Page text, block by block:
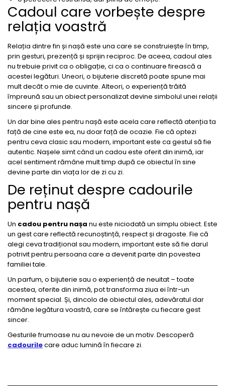
Cadoul care vorbește despre
relația voastră
Relația dintre fin și nașă este una care se construiește în timp,
prin gesturi, prezență și sprijin reciproc. De aceea, cadoul ales
nu trebuie privit ca o obligație, ci ca o continuare firească a
acestei legături. Uneori, o bijuterie discretă poate spune mai
mult decât o mie de cuvinte. Alteori, o experiență trăită
împreună sau un obiect personalizat devine simbolul unei relații
sincere și profunde.
Un dar bine ales pentru nașă este acela care reflectă atenția ta
față de cine este ea, nu doar față de ocazie. Fie că optezi
pentru ceva clasic sau modern, important este ca gestul să fie
autentic. Nașele simt când un cadou este oferit din inimă, iar
acel sentiment rămâne mult timp după ce obiectul în sine
devine parte din viața lor de zi cu zi.
De reținut despre cadourile
pentru nașă
Un cadou pentru nașa nu este niciodată un simplu obiect. Este
un gest care reflectă recunoștință, respect și dragoste. Fie că
alegi ceva tradițional sau modern, important este să fie darul
potrivit pentru persoana care a devenit parte din povestea
familiei tale.
Un parfum, o bijuterie sau o experiență de neuitat – toate
acestea, oferite din inimă, pot transforma ziua ei într-un
moment special. Și, dincolo de obiectul ales, adevăratul dar
rămâne legătura voastră, care se întărește cu fiecare gest
sincer.
Gesturile frumoase nu au nevoie de un motiv. Descoperă
cadourilecare aduc lumină în fiecare zi.